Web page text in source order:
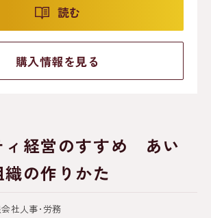
読む
購入情報を見る
ィ経営のすすめ あい
の作りかた
社人事･労務